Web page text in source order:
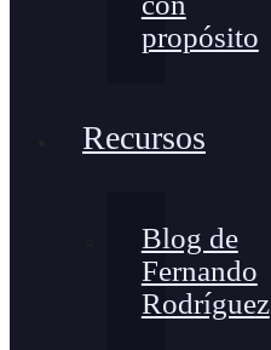
propósito
Recursos
Blog de
Fernando
Rodríguez